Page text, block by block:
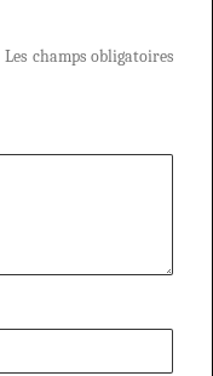
Les champs obligatoires